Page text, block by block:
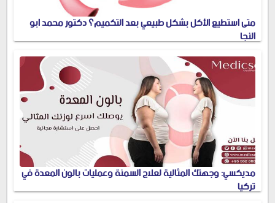
متى استطيع الأكل بشكل طبيعي بعد التكميم؟ دكتور محمد ابو
النجا
مديكسي: وجهتك المثالية لعلاج السمنة وعمليات بالون المعدة في
تركيا